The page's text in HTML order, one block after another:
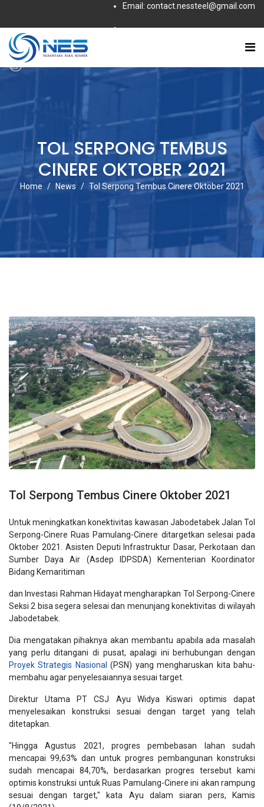
Email: contact.nessteel@gmail.com
TOL SERPONG TEMBUS
CINERE OKTOBER 2021
Home News Tol Serpong Tembus Cinere Oktober 2021
Tol Serpong Tembus Cinere Oktober 2021
Untuk meningkatkan konektivitas kawasan Jabodetabek Jalan Tol
Serpong-Cinere Ruas Pamulang-Cinere ditargetkan selesai pada
Oktober 2021. Asisten Deputi Infrastruktur Dasar, Perkotaan dan
Sumber Daya Air (Asdep IDPSDA) Kementerian Koordinator
Bidang Kemaritiman
dan Investasi Rahman Hidayat mengharapkan Tol Serpong-Cinere
Seksi 2 bisa segera selesai dan menunjang konektivitas di wilayah
Jabodetabek.
Dia mengatakan pihaknya akan membantu apabila ada masalah
yang perlu ditangani di pusat, apalagi ini berhubungan dengan
Proyek Strategis Nasional (PSN) yang mengharuskan kita bahu-
membahu agar penyelesaiannya sesuai target.
Direktur Utama PT CSJ Ayu Widya Kiswari optimis dapat
menyelesaikan konstruksi sesuai dengan target yang telah
ditetapkan.
"Hingga Agustus 2021, progres pembebasan lahan sudah
mencapai 99,63% dan untuk progres pembangunan konstruksi
sudah mencapai 84,70%, berdasarkan progres tersebut kami
optimis konstruksi untuk Ruas Pamulang-Cinere ini akan rampung
sesuai dengan target," kata Ayu dalam siaran pers, Kamis